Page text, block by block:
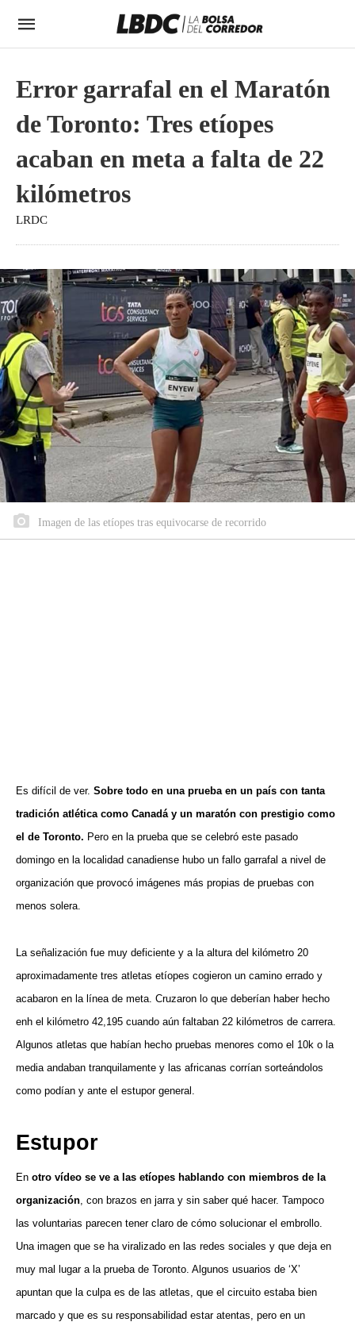
Error garrafal en el Maratón
de Toronto: Tres etíopes
acaban en meta a falta de 22
kilómetros
LRDC
Imagen de las etíopes tras equivocarse de recorrido
Es difícil de ver. Sobre todo en una prueba en un país con tanta
tradición atlética como Canadá y un maratón con prestigio como
el de Toronto. Pero en la prueba que se celebró este pasado
domingo en la localidad canadiense hubo un fallo garrafal a nivel de
organización que provocó imágenes más propias de pruebas con
menos solera.
La señalización fue muy deficiente y a la altura del kilómetro 20
aproximadamente tres atletas etíopes cogieron un camino errado y
acabaron en la línea de meta. Cruzaron lo que deberían haber hecho
enh el kilómetro 42,195 cuando aún faltaban 22 kilómetros de carrera.
Algunos atletas que habían hecho pruebas menores como el 10k o la
media andaban tranquilamente y las africanas corrían sorteándolos
como podían y ante el estupor general.
Estupor
En otro vídeo se ve a las etíopes hablando con miembros de la
organización, con brazos en jarra y sin saber qué hacer. Tampoco
las voluntarias parecen tener claro de cómo solucionar el embrollo.
Una imagen que se ha viralizado en las redes sociales y que deja en
muy mal lugar a la prueba de Toronto. Algunos usuarios de ‘X’
apuntan que la culpa es de las atletas, que el circuito estaba bien
marcado y que es su responsabilidad estar atentas, pero en un